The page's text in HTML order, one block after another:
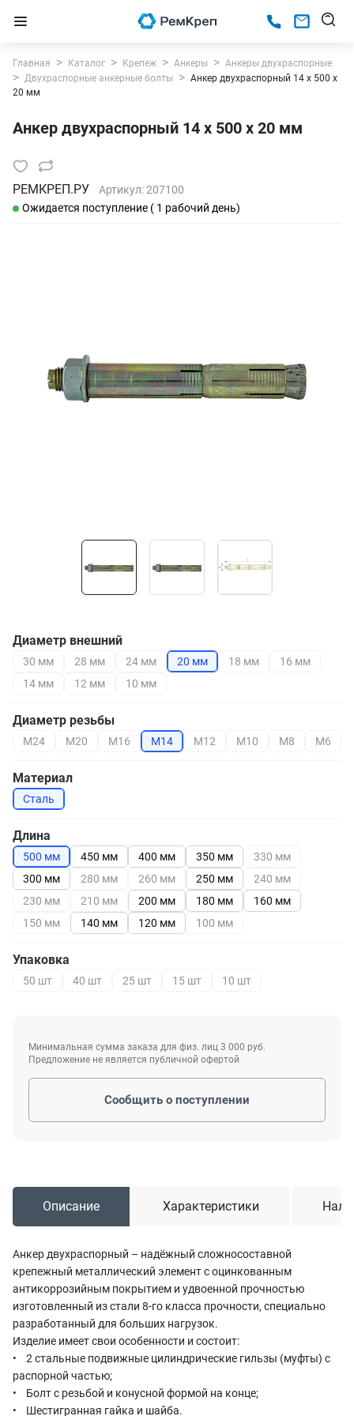
Главная Каталог Крепеж Анкеры
Анкеры двухраспорные
Двухраспорные анкерные болты
Анкер двухраспорный 14 х 500 х
20 мм
Анкер двухраспорный 14 х 500 х 20 мм
РЕМКРЕП.РУ Артикул:207100
Ожидается поступление ( 1 рабочий день)
Диаметр внешний
30 мм 28 мм 24 мм 20 мм 18 мм
16 мм
14 мм
12 мм 10 мм
Диаметр резьбы
М24 М20 М16 М14 М12 М10 М8 М6
Материал
Сталь
Длина
500 мм 450 мм 400 мм 350 мм
330 мм
300 мм
280 мм 260 мм 250 мм
240 мм
230 мм
210 мм 200 мм 180 мм
160 мм
150 мм
140 мм 120 мм 100 мм
Упаковка
50 шт 40 шт 25 шт 15 шт 10 шт
Минимальная сумма заказа для физ. лиц 3 000 руб.
Предложение не является публичной офертой
Сообщить о поступлении
Описание Характеристики
Анкер двухраспорный – надёжный сложносоставной
крепежный металлический элемент с оцинкованным
антикоррозийным покрытием и удвоенной прочностью
изготовленный из стали 8-го класса прочности, специально
разработанный для больших нагрузок.
Изделие имеет свои особенности и состоит:
• 2 стальные подвижные цилиндрические гильзы (муфты) с
распорной частью;
• Болт с резьбой и конусной формой на конце;
• Шестигранная гайка и шайба.